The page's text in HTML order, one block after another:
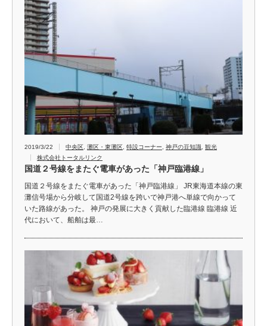
2019/3/22 中央区 灘区・東灘区 特設コーナー 神戸の豆知識
観光
株式会社トータルリンク
国道２号線をまたぐ電車があった「神戸臨港線」
国道２号線をまたぐ電車があった「神戸臨港線」 JR東海道本線の東
灘信号場から分岐して国道2号線を跨いで神戸港へ単線で向かって
いた路線があった。 神戸の発展に大きく貢献した臨港線 臨港線 近
代において、船舶は最…